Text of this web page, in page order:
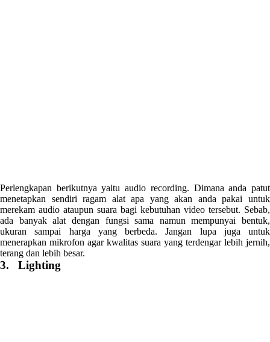
Perlengkapan berikutnya yaitu audio recording. Dimana anda patut
menetapkan sendiri ragam alat apa yang akan anda pakai untuk
merekam audio ataupun suara bagi kebutuhan video tersebut. Sebab,
ada banyak alat dengan fungsi sama namun mempunyai bentuk,
ukuran sampai harga yang berbeda. Jangan lupa juga untuk
menerapkan mikrofon agar kwalitas suara yang terdengar lebih jernih,
terang dan lebih besar.
3. Lighting